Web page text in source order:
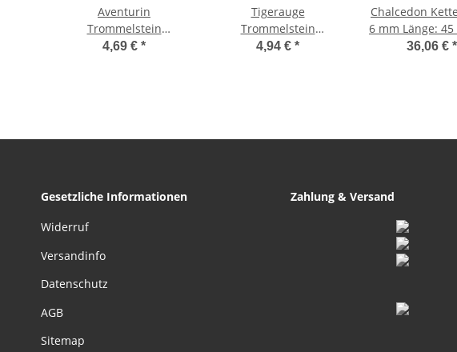
Aventurin
Trommelstein
Schlüsselanhänger ca.
4,69 € *
Tigerauge
Trommelstein
Schlüsselanhänger ca.
4,94 € *
Chalcedon
6 mm Länge:
925er Silber
36,06 € *
Gesetzliche Informationen
Widerruf
Versandinfo
Datenschutz
AGB
Sitemap
Zahlung & Versand